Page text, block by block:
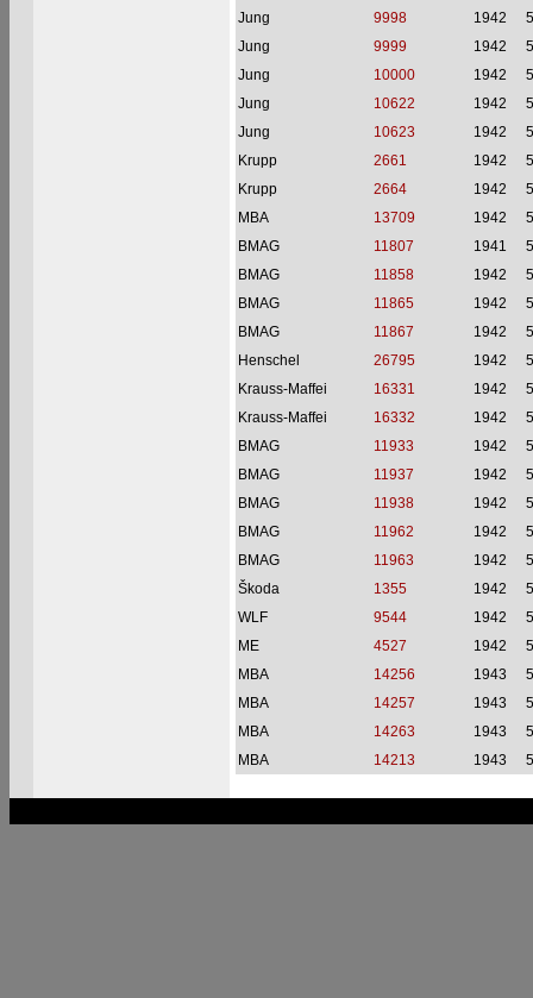
Jung
9998 1942
Jung
9999 1942
Jung
10000 1942
Jung
10622 1942
Jung
10623 1942
Krupp
2661 1942
Krupp
2664 1942
MBA
13709 1942
BMAG
11807 1941
BMAG
11858 1942
BMAG
11865 1942
BMAG
11867 1942
Henschel
26795 1942
Krauss-Maffei
16331 1942
Krauss-Maffei
16332 1942
BMAG
11933 1942
BMAG
11937 1942
BMAG
11938 1942
BMAG
11962 1942
BMAG
11963 1942
Škoda
1355 1942
WLF
9544 1942
ME
4527 1942
MBA
14256 1943
MBA
14257 1943
MBA
14263 1943
MBA
14213 1943